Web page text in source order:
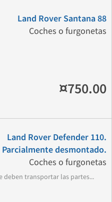
Land Rover Santana 88
Coches o furgonetas
¤750.00
Land Rover Defender 110.
Parcialmente desmontado.
Coches o furgonetas
deben transportar las partes...